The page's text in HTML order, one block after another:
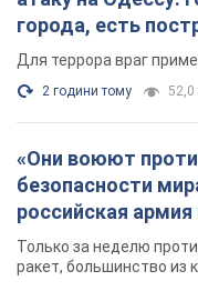
города, есть
Для террора враг
2 години тому 52,0
«Они воюют
безопасности
российская
Одессе
Только за неделю
ракет, большинство из